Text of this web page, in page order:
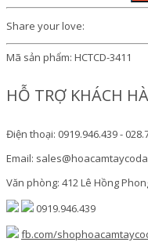
Share your love:
Mã sản phẩm: HCTCD-3411
HỖ TRỢ KHÁCH
Điện thoại: 0919.946.439 -
Email:
Văn phòng: 412 Lê Hồng
0919.946.439
fb.com/